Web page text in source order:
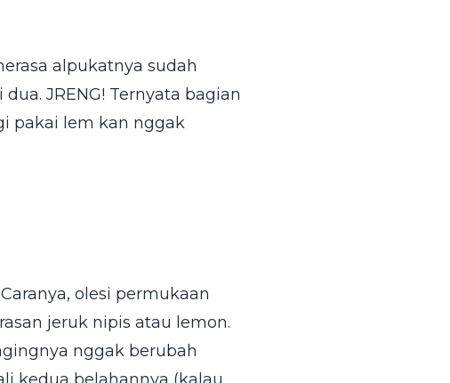
alpukatnya sudah
JRENG! Ternyata bagian
pakai lem kan nggak
olesi permukaan
jeruk nipis atau lemon.
nggak berubah